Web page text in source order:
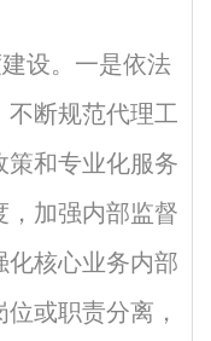
设。一是依法
断规范代理工
策和专业化服务
，加强内部监督
化核心业务内部
或职责分离，